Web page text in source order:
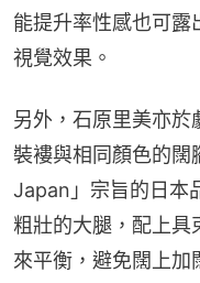
能提升率性感也可露
視覺效果。
另外，石原里美亦於
裝褸與相同顏色的
Japan」宗旨的日本
粗壯的大腿，配上具
來平衡，避免闊上加